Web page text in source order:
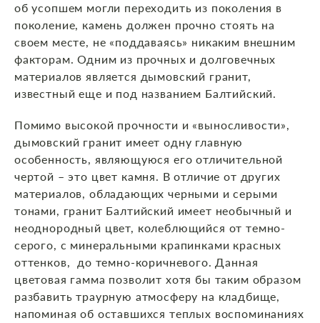
об усопшем могли переходить из поколения в
поколение, камень должен прочно стоять на
своем месте, не «поддаваясь» никаким внешним
факторам. Одним из прочных и долговечных
материалов является дымовский гранит,
известный еще и под названием Балтийский.
Помимо высокой прочности и «выносливости»,
дымовский гранит имеет одну главную
особенность, являющуюся его отличительной
чертой – это цвет камня. В отличие от других
материалов, обладающих черными и серыми
тонами, гранит Балтийский имеет необычный и
неоднородный цвет, колеблющийся от темно-
серого, с минеральными крапинками красных
оттенков, до темно-коричневого. Данная
цветовая гамма позволит хотя бы таким образом
разбавить траурную атмосферу на кладбище,
напоминая об оставшихся теплых воспоминаниях